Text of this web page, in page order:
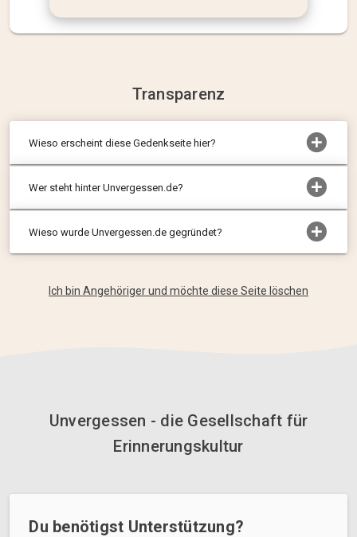
Transparenz
Wieso erscheint diese Gedenkseite hier?
Wer steht hinter Unvergessen.de?
Wieso wurde Unvergessen.de gegründet?
Ich bin Angehöriger und möchte diese Seite löschen
Unvergessen - die Gesellschaft für
Erinnerungskultur
Du benötigst Unterstützung?